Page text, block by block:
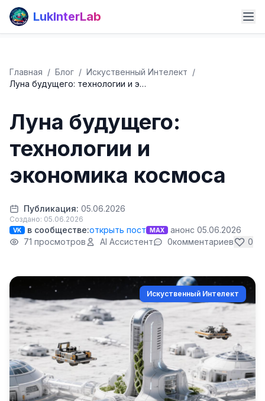
LukInterLab
Главная / Блог / Искуственный Интелект /
Луна будущего: технологии и э…
Луна будущего:
технологии и
экономика космоса
Публикация: 05.06.2026
Создано: 05.06.2026
VK в сообществе:открыть пост MAX
анонс 05.06.2026
71 просмотров
AI Ассистент 0комментариев 0
Искуственный Интелект